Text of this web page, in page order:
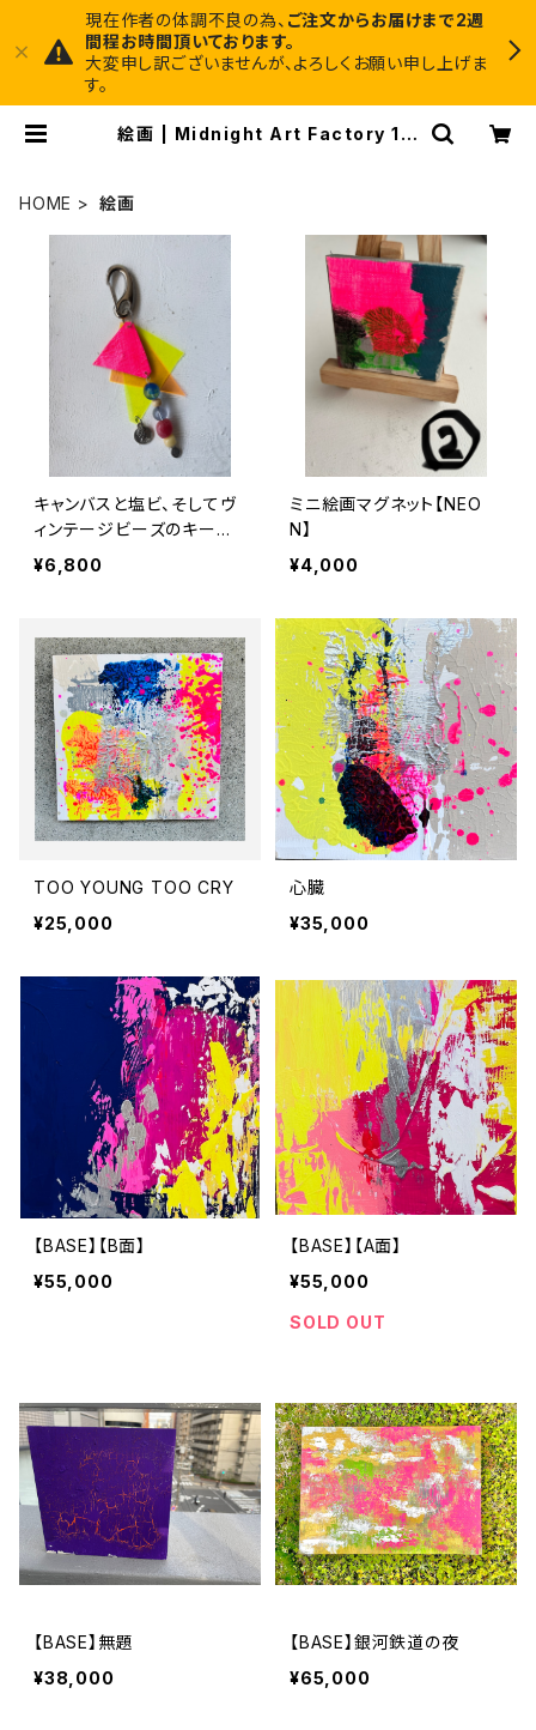
現在作者の体調不良の為、 ご注文からお届けまで2週
間程お時間頂いております。
大変申し訳ございませんが、よろしくお願い申し上げま
す。
絵画 | Midnight Art Factory 1枚
HOME
絵画
キャンバスと塩ビ、そしてヴ
ィンテージビーズのキーホ
ルダー
¥6,800
ミニ絵画マグネット【NEO
N】
¥4,000
TOO YOUNG TOO CRY
¥25,000
心臓
¥35,000
【BASE】【B面】
¥55,000
【BASE】【A面】
¥55,000
SOLD OUT
【BASE】無題
¥38,000
【BASE】銀河鉄道の夜
¥65,000